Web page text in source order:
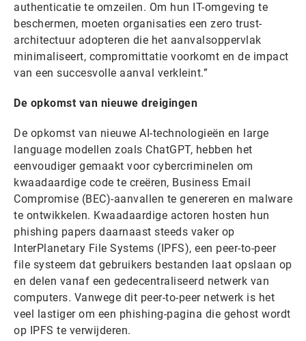
authenticatie te omzeilen. Om hun IT-omgeving te
beschermen, moeten organisaties een zero trust-
architectuur adopteren die het aanvalsoppervlak
minimaliseert, compromittatie voorkomt en de impact
van een succesvolle aanval verkleint.”
De opkomst van nieuwe dreigingen
De opkomst van nieuwe AI-technologieën en large
language modellen zoals ChatGPT, hebben het
eenvoudiger gemaakt voor cybercriminelen om
kwaadaardige code te creëren, Business Email
Compromise (BEC)-aanvallen te genereren en malware
te ontwikkelen. Kwaadaardige actoren hosten hun
phishing papers daarnaast steeds vaker op
InterPlanetary File Systems (IPFS), een peer-to-peer
file systeem dat gebruikers bestanden laat opslaan op
en delen vanaf een gedecentraliseerd netwerk van
computers. Vanwege dit peer-to-peer netwerk is het
veel lastiger om een phishing-pagina die gehost wordt
op IPFS te verwijderen.